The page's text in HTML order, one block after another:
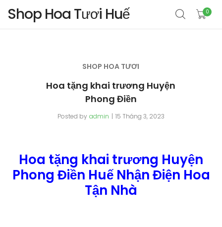
Shop Hoa Tươi Huế 0
SHOP HOA TƯƠI
Hoa tặng khai trương Huyện
Phong Điền
Posted by admin 15 Tháng 3, 2023
Hoa tặng khai trương Huyện
Phong Điền Huế Nhận Điện Hoa
Tận Nhà